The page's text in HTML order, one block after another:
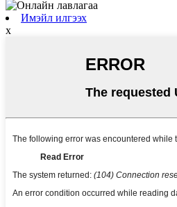
Имэйл илгээх
x